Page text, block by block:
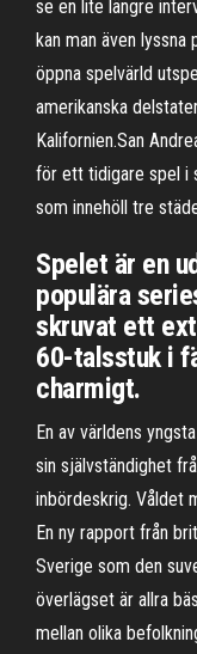
se en lite längre
kan man även lyssna
öppna spelvärld
amerikanska
Kalifornien.San
för ett tidigare spel i
som innehöll tre
Spelet är en
populära
skruvat ett
60-talsstuk i
charmigt.
En av världens
sin självständighet
inbördeskrig. Våldet
En ny rapport från
Sverige som den
överlägset är allra
mellan olika